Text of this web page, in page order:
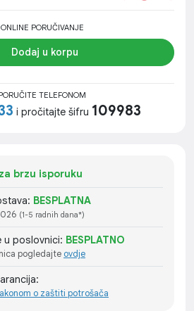
ONLINE PORUČIVANJE
Dodaj u korpu
TELEFONOM
i pročitajte šifru 109983
brzu isporuku
BESPLATNA
(1-5 radnih dana*)
u poslovnici: BESPLATNO
pogledajte ovdje
o zaštiti potrošača